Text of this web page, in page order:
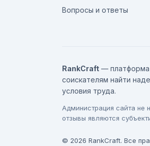
Вопросы и ответы
RankCraft — платформа
соискателям найти
условия труда.
Администрация сайта не
отзывы являются
© 2026 RankCraft. Все